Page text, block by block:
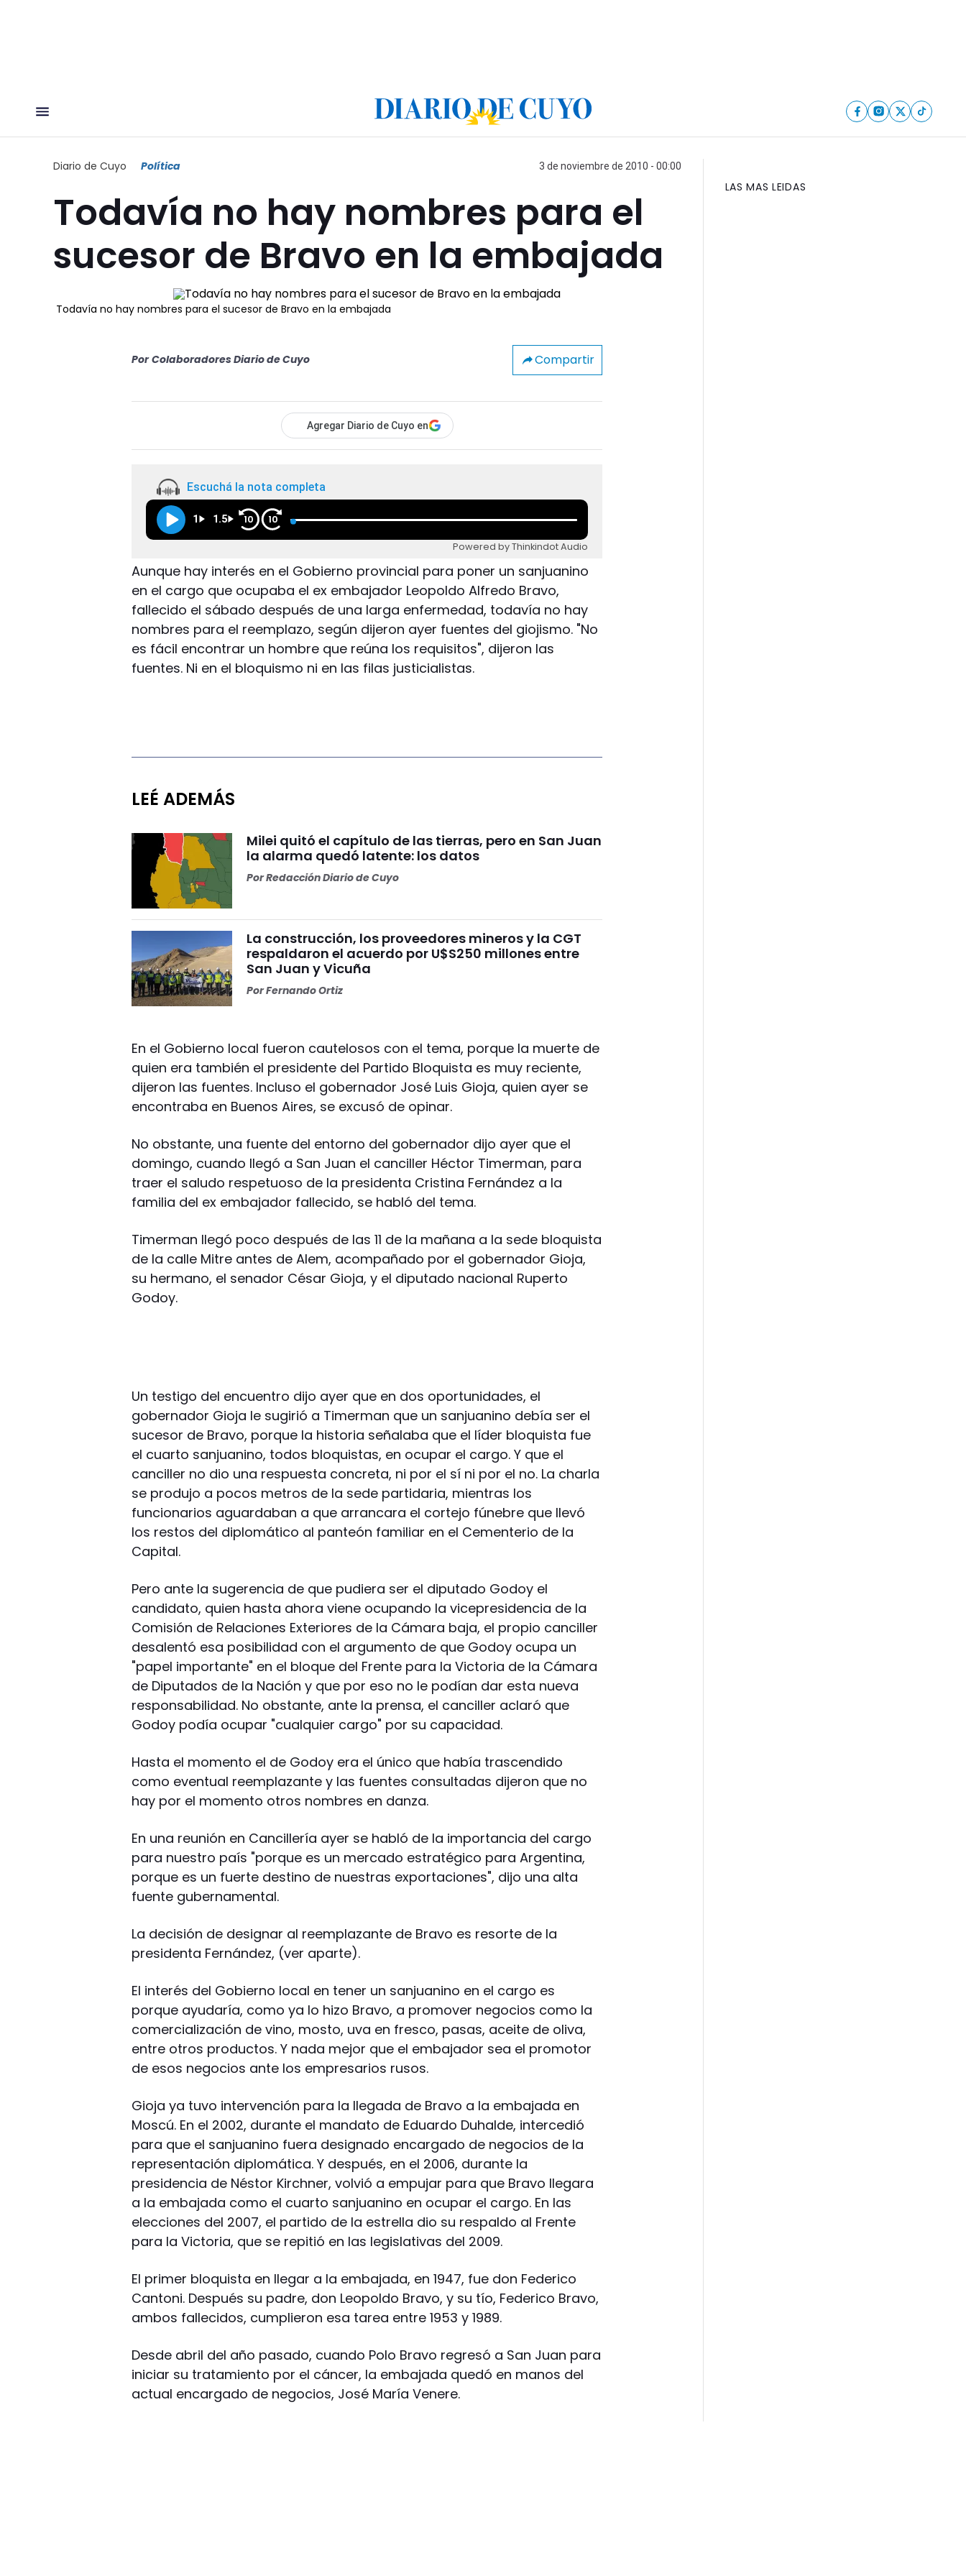
Diario de Cuyo Política 3 de noviembre de 2010 - 00:00
Todavía no hay nombres para el
sucesor de Bravo en la embajada
Todavía no hay nombres para el sucesor de Bravo en la embajada
Por Colaboradores Diario de Cuyo Compartir
Agregar Diario de Cuyo en
Escuchá la nota completa
1 1.5 10 10
Powered by Thinkindot Audio
Aunque hay interés en el Gobierno provincial para poner un sanjuanino
en el cargo que ocupaba el ex embajador Leopoldo Alfredo Bravo,
fallecido el sábado después de una larga enfermedad, todavía no hay
nombres para el reemplazo, según dijeron ayer fuentes del giojismo. "No
es fácil encontrar un hombre que reúna los requisitos", dijeron las
fuentes. Ni en el bloquismo ni en las filas justicialistas.
LEÉ ADEMÁS
Milei quitó el capítulo de las tierras, pero en San Juan
la alarma quedó latente: los datos
PorRedacción Diario de Cuyo
La construcción, los proveedores mineros y la CGT
respaldaron el acuerdo por U$S250 millones entre
San Juan y Vicuña
PorFernando Ortiz
En el Gobierno local fueron cautelosos con el tema, porque la muerte de
quien era también el presidente del Partido Bloquista es muy reciente,
dijeron las fuentes. Incluso el gobernador José Luis Gioja, quien ayer se
encontraba en Buenos Aires, se excusó de opinar.
No obstante, una fuente del entorno del gobernador dijo ayer que el
domingo, cuando llegó a San Juan el canciller Héctor Timerman, para
traer el saludo respetuoso de la presidenta Cristina Fernández a la
familia del ex embajador fallecido, se habló del tema.
Timerman llegó poco después de las 11 de la mañana a la sede bloquista
de la calle Mitre antes de Alem, acompañado por el gobernador Gioja,
su hermano, el senador César Gioja, y el diputado nacional Ruperto
Godoy.
Un testigo del encuentro dijo ayer que en dos oportunidades, el
gobernador Gioja le sugirió a Timerman que un sanjuanino debía ser el
sucesor de Bravo, porque la historia señalaba que el líder bloquista fue
el cuarto sanjuanino, todos bloquistas, en ocupar el cargo. Y que el
canciller no dio una respuesta concreta, ni por el sí ni por el no. La charla
se produjo a pocos metros de la sede partidaria, mientras los
funcionarios aguardaban a que arrancara el cortejo fúnebre que llevó
los restos del diplomático al panteón familiar en el Cementerio de la
Capital.
Pero ante la sugerencia de que pudiera ser el diputado Godoy el
candidato, quien hasta ahora viene ocupando la vicepresidencia de la
Comisión de Relaciones Exteriores de la Cámara baja, el propio canciller
desalentó esa posibilidad con el argumento de que Godoy ocupa un
"papel importante" en el bloque del Frente para la Victoria de la Cámara
de Diputados de la Nación y que por eso no le podían dar esta nueva
responsabilidad. No obstante, ante la prensa, el canciller aclaró que
Godoy podía ocupar "cualquier cargo" por su capacidad.
Hasta el momento el de Godoy era el único que había trascendido
como eventual reemplazante y las fuentes consultadas dijeron que no
hay por el momento otros nombres en danza.
En una reunión en Cancillería ayer se habló de la importancia del cargo
para nuestro país "porque es un mercado estratégico para Argentina,
porque es un fuerte destino de nuestras exportaciones", dijo una alta
fuente gubernamental.
La decisión de designar al reemplazante de Bravo es resorte de la
presidenta Fernández, (ver aparte).
El interés del Gobierno local en tener un sanjuanino en el cargo es
porque ayudaría, como ya lo hizo Bravo, a promover negocios como la
comercialización de vino, mosto, uva en fresco, pasas, aceite de oliva,
entre otros productos. Y nada mejor que el embajador sea el promotor
de esos negocios ante los empresarios rusos.
Gioja ya tuvo intervención para la llegada de Bravo a la embajada en
Moscú. En el 2002, durante el mandato de Eduardo Duhalde, intercedió
para que el sanjuanino fuera designado encargado de negocios de la
representación diplomática. Y después, en el 2006, durante la
presidencia de Néstor Kirchner, volvió a empujar para que Bravo llegara
a la embajada como el cuarto sanjuanino en ocupar el cargo. En las
elecciones del 2007, el partido de la estrella dio su respaldo al Frente
para la Victoria, que se repitió en las legislativas del 2009.
El primer bloquista en llegar a la embajada, en 1947, fue don Federico
Cantoni. Después su padre, don Leopoldo Bravo, y su tío, Federico Bravo,
ambos fallecidos, cumplieron esa tarea entre 1953 y 1989.
Desde abril del año pasado, cuando Polo Bravo regresó a San Juan para
iniciar su tratamiento por el cáncer, la embajada quedó en manos del
actual encargado de negocios, José María Venere.
LAS MAS LEIDAS